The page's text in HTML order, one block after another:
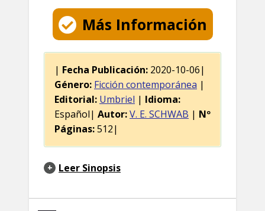
Más Información
| Fecha Publicación: 2020-10-06|
Género: Ficción contemporánea |
Editorial: Umbriel | Idioma:
Español| Autor:V. E. SCHWAB | Nº
Páginas:512|
Leer Sinopsis